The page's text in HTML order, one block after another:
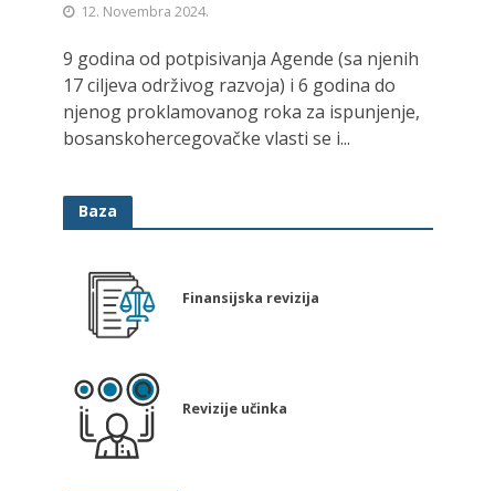
12. Novembra 2024.
9 godina od potpisivanja Agende (sa njenih
17 ciljeva održivog razvoja) i 6 godina do
njenog proklamovanog roka za ispunjenje,
bosanskohercegovačke vlasti se i...
Baza
Finansijska revizija
Revizije učinka